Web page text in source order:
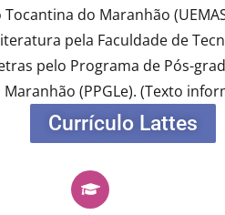
do Maranhão
pela Faculdade de
pelo Programa de Pós-
(PPGLe). (Texto
Currículo Lattes